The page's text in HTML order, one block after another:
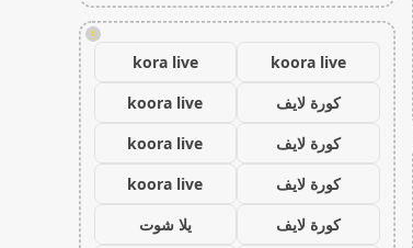
!
koora live
kora live
كورة لايف
koora live
كورة لايف
koora live
كورة لايف
koora live
كورة لايف
يلا شوت